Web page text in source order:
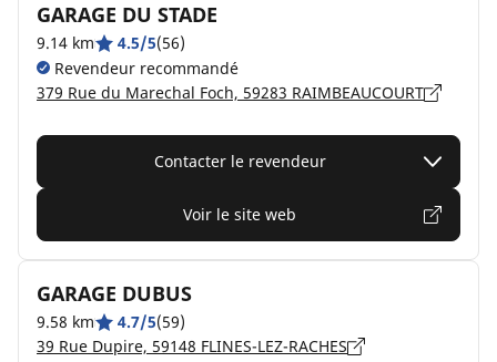
GARAGE DU STADE
9.14 km 4.5/5(56)
Revendeur recommandé
379 Rue du Marechal Foch, 59283 RAIMBEAUCOURT
Contacter le revendeur
Voir le site web
GARAGE DUBUS
9.58 km 4.7/5(59)
39 Rue Dupire, 59148 FLINES-LEZ-RACHES